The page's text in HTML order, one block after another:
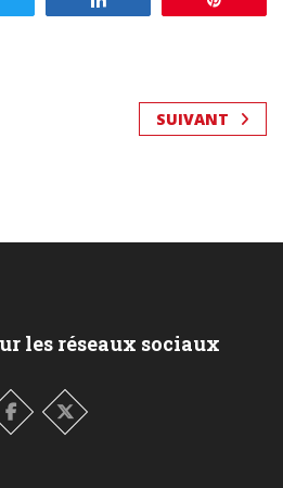
SUIVANT
les réseaux sociaux